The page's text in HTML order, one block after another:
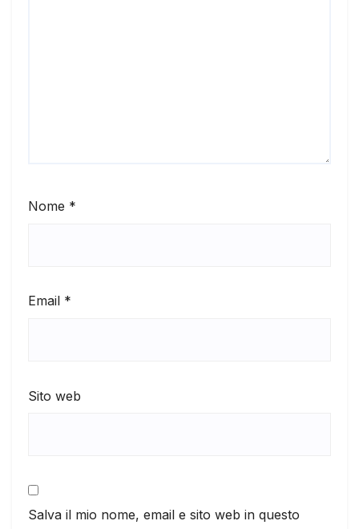
Nome *
Email *
Sito web
Salva il mio nome, email e sito web in questo